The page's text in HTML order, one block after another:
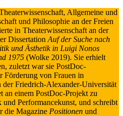
Allgemeine und
und Philosophie an der Freien
in Theaterwissenschaft an der
Dissertation Auf der Suche nach
und Ästhetik in Luigi Nonos
1975 (Wolke 2019). Sie erhielt
zuletzt war sie PostDoc-
Förderung von Frauen in
Friedrich-Alexander-Universität
an einem PostDoc-Projekt zu
Performancekunst, und schreibt
die Magazine Positionen und